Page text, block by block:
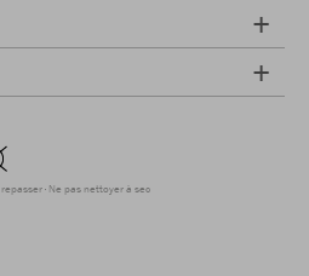
Ne pas nettoyer à sec